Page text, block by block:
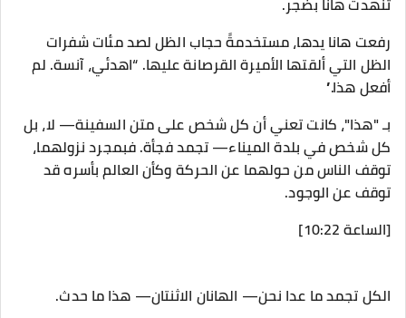
رفعت هانا يدها، مستخدمةً حجاب الظل لصد مئات شفرات
الظل التي ألقتها الأميرة القرصانة عليها. “اهدئي، آنسة. لم
أفعل هذا.”
بـ "هذا"، كانت تعني أن كل شخص على متن السفينة— لا، بل
كل شخص في بلدة الميناء— تجمد فجأة. فبمجرد نزولهما،
توقف الناس من حولهما عن الحركة وكأن العالم بأسره قد
توقف عن الوجود.
[الساعة 10:22]
الكل تجمد ما عدا نحن— الهانان الاثنتان— هذا ما حدث.